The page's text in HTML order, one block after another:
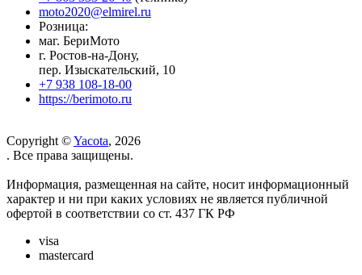
moto2020@elmirel.ru
Розница:
маг. БериМото
г. Ростов-на-Дону,
пер. Изыскательский, 10
+7 938 108-18-00
https://berimoto.ru
Copyright ©Yacota, 2026
. Все права защищены.
Информация, размещенная на сайте, носит информационный
характер и ни при каких условиях не является публичной
офертой в соответствии со ст. 437 ГК РФ
visa
mastercard